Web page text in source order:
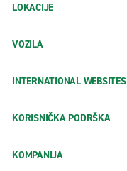
LOKACIJE
VOZILA
INTERNATIONAL WEBSITES
KORISNIČKA PODRŠKA
KOMPANIJA